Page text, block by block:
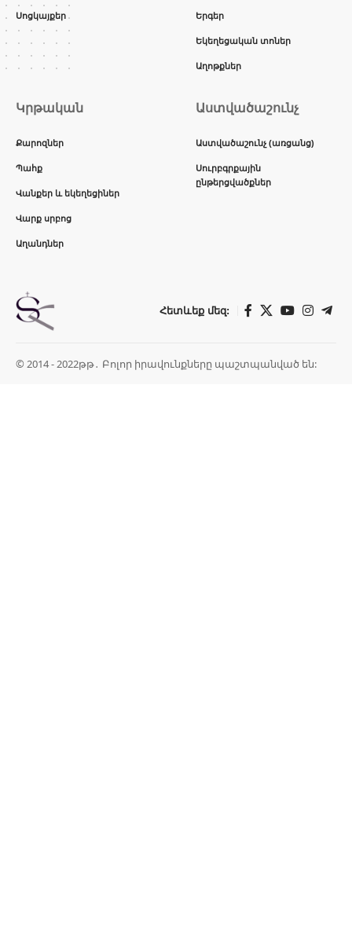
Սոցկայքեր Երգեր
Եկեղեցական տոներ
Աղոթքներ
Կրթական
Քարոզներ
Պահք
Վանքեր և եկեղեցիներ
Վարք սրբոց
Աղանդներ
Աստվածաշունչ
Աստվածաշունչ (առցանց)
Սուրբգրքային
ընթերցվածքներ
Հետևեք մեզ:
© 2014 - 2022թթ․ Բոլոր իրավունքները պաշտպանված են: